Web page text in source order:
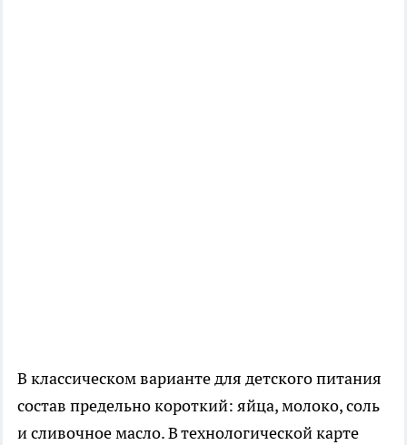
В классическом варианте для детского питания
состав предельно короткий: яйца, молоко, соль
и сливочное масло. В технологической карте